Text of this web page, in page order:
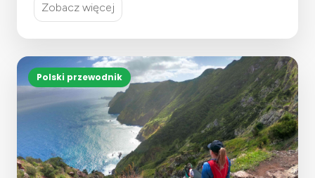
Zobacz więcej
Polski przewodnik